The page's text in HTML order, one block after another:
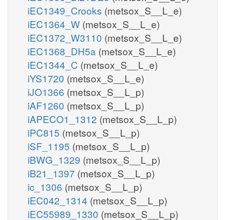
iEC1349_Crooks (metsox_S__L_e)
iEC1364_W (metsox_S__L_e)
iEC1372_W3110 (metsox_S__L_e)
iEC1368_DH5a (metsox_S__L_e)
iEC1344_C (metsox_S__L_e)
iYS1720 (metsox_S__L_e)
iJO1366 (metsox_S__L_p)
iAF1260 (metsox_S__L_p)
iAPECO1_1312 (metsox_S__L_p)
iPC815 (metsox_S__L_p)
iSF_1195 (metsox_S__L_p)
iBWG_1329 (metsox_S__L_p)
iB21_1397 (metsox_S__L_p)
ic_1306 (metsox_S__L_p)
iEC042_1314 (metsox_S__L_p)
iEC55989_1330 (metsox_S__L_p)